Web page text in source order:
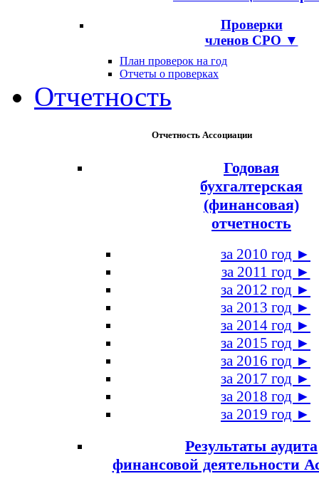
Проверки
членов СРО ▼
План проверок на год
Отчеты о проверках
Отчетность
Отчетность Ассоциации
Годовая
бухгалтерская
(финансовая)
отчетность
за 2010 год ►
за 2011 год ►
за 2012 год ►
за 2013 год ►
за 2014 год ►
за 2015 год ►
за 2016 год ►
за 2017 год ►
за 2018 год ►
за 2019 год ►
Результаты аудита
финансовой деятельности